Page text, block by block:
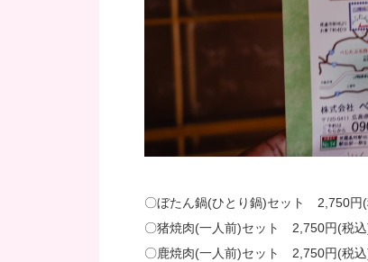
〇ぼたん鍋(ひとり鍋)セット 2,750円
〇猪焼肉(一人前)セット 2,750円(税
〇鹿焼肉(一人前)セット 2,750円(税